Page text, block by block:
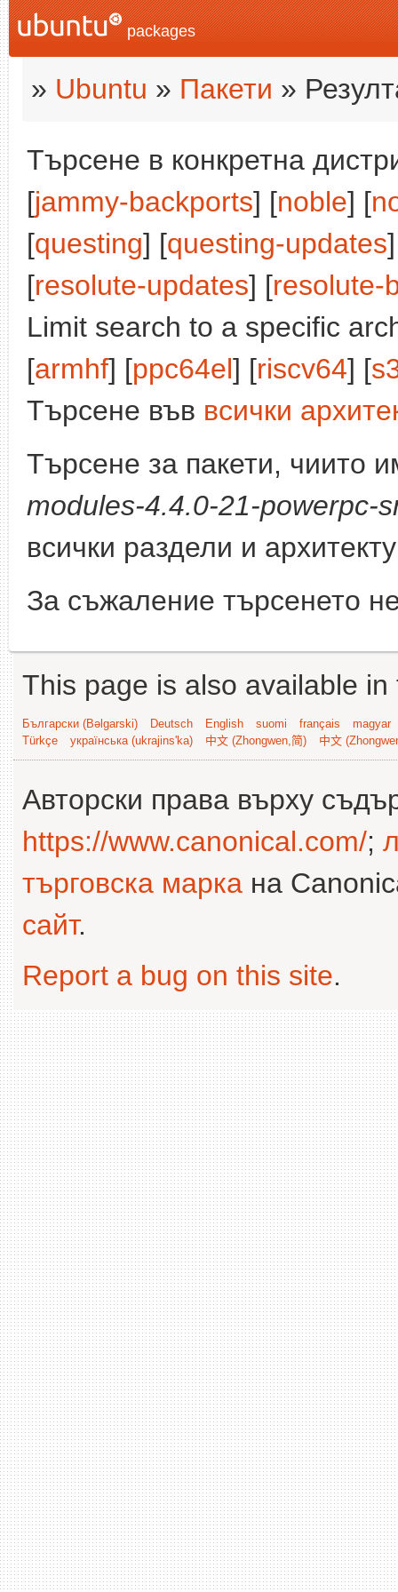
packages
» Ubuntu » Пакети »
Търсене в конкретна
[jammy-backports] [noble] [
[questing] [questing-updates
[resolute-updates] [resolute-
Limit search to a specific
[armhf] [ppc64el] [riscv64] [
Търсене във всички
Търсене за пакети, чиито
modules-4.4.0-21-powerpc-
всички раздели и
За съжаление търсенето
This page is also available
Български (Bəlgarski) Deutsch English suomi français
magyar
Türkçe
українська (ukrajins'ka) 中文 (Zhongwen,简) 中文
Авторски права върху
https://www.canonical.com/;
търговска марка на
сайт.
Report a bug on this site.